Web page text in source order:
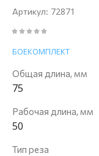
Артикул: 72871
БОЕКОМПЛЕКТ
Общая длина, мм
75
Рабочая длина, мм
50
Тип реза